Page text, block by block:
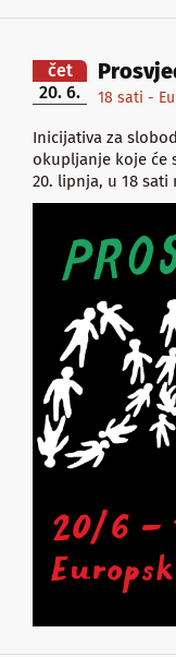
čet
20. 6.
18 sati -
Inicijativa za
okupljanje koje će
20. lipnja, u 18